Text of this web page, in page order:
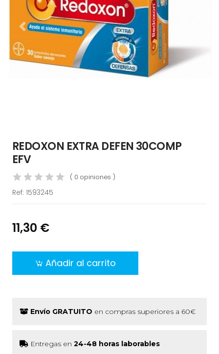
REDOXON EXTRA DEFEN 30COMP
EFV
( 0 opiniones )
Ref: 1593245
11,30 €
Añadir al carrito
Envío GRATUITO en compras superiores a 60€
Entregas en 24-48 horas laborables